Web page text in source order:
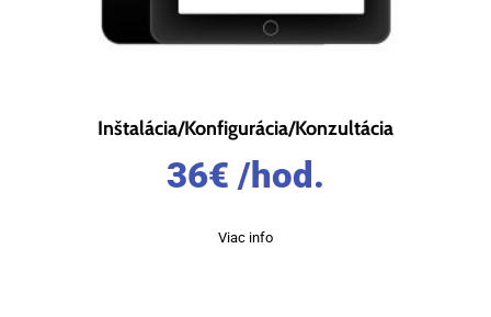
Inštalácia/Konfigurácia/Konzultácia
36€ /hod.
Viac info